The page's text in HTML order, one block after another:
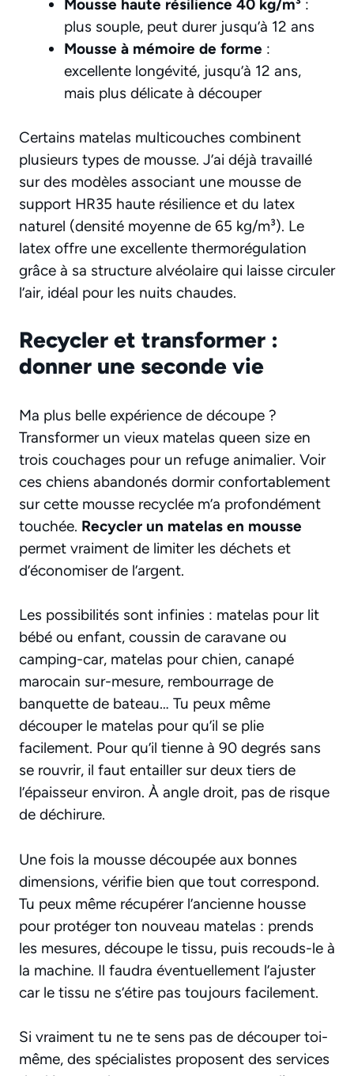
Mousse haute résilience 40 kg/m³ :
plus souple, peut durer jusqu’à 12 ans
Mousse à mémoire de forme :
excellente longévité, jusqu’à 12 ans,
mais plus délicate à découper
Certains matelas multicouches combinent
plusieurs types de mousse. J’ai déjà travaillé
sur des modèles associant une mousse de
support HR35 haute résilience et du latex
naturel (densité moyenne de 65 kg/m³). Le
latex offre une excellente thermorégulation
grâce à sa structure alvéolaire qui laisse circuler
l’air, idéal pour les nuits chaudes.
Recycler et transformer :
donner une seconde vie
Ma plus belle expérience de découpe ?
Transformer un vieux matelas queen size en
trois couchages pour un refuge animalier. Voir
ces chiens abandonés dormir confortablement
sur cette mousse recyclée m’a profondément
touchée. Recycler un matelas en mousse
permet vraiment de limiter les déchets et
d’économiser de l’argent.
Les possibilités sont infinies : matelas pour lit
bébé ou enfant, coussin de caravane ou
camping-car, matelas pour chien, canapé
marocain sur-mesure, rembourrage de
banquette de bateau… Tu peux même
découper le matelas pour qu’il se plie
facilement. Pour qu’il tienne à 90 degrés sans
se rouvrir, il faut entailler sur deux tiers de
l’épaisseur environ. À angle droit, pas de risque
de déchirure.
Une fois la mousse découpée aux bonnes
dimensions, vérifie bien que tout correspond.
Tu peux même récupérer l’ancienne housse
pour protéger ton nouveau matelas : prends
les mesures, découpe le tissu, puis recouds-le à
la machine. Il faudra éventuellement l’ajuster
car le tissu ne s’étire pas toujours facilement.
Si vraiment tu ne te sens pas de découper toi-
même, des spécialistes proposent des services